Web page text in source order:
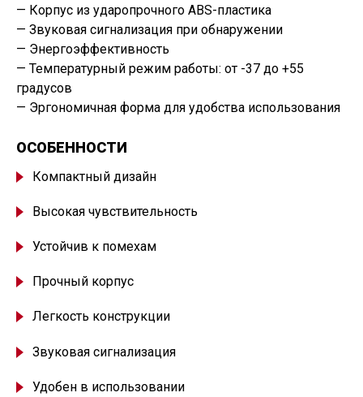
— Корпус из ударопрочного ABS-пластика
— Звуковая сигнализация при обнаружении
— Энергоэффективность
— Температурный режим работы: от -37 до +55
градусов
— Эргономичная форма для удобства использования
ОСОБЕННОСТИ
Компактный дизайн
Высокая чувствительность
Устойчив к помехам
Прочный корпус
Легкость конструкции
Звуковая сигнализация
Удобен в использовании